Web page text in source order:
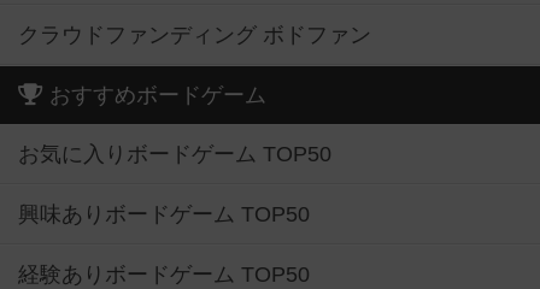
クラウドファンディング ボドファン
おすすめボードゲーム
お気に入りボードゲーム TOP50
興味ありボードゲーム TOP50
経験ありボードゲーム TOP50